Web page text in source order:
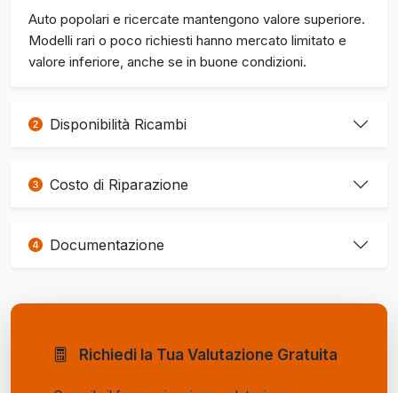
Auto popolari e ricercate mantengono valore superiore.
Modelli rari o poco richiesti hanno mercato limitato e
valore inferiore, anche se in buone condizioni.
Disponibilità Ricambi
Costo di Riparazione
Documentazione
Richiedi la Tua Valutazione Gratuita